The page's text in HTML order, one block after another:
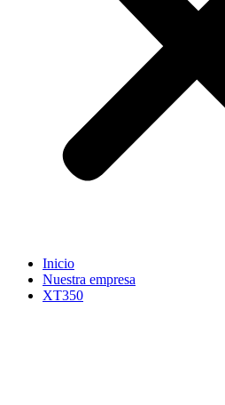
Inicio
Nuestra empresa
XT350